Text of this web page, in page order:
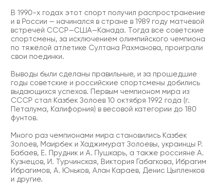
В 1990-х годах этот спорт получил распространение
и в России — начинался в стране в 1989 году матчевой
встречей СССР—США—Канада. Тогда все советские
спортсмены, за исключением олимпийского чемпиона
по тяжёлой атлетике Султана Рахманова, проиграли
свои поединки.
Выводы были сделаны правильные, и за прошедшие
годы советские и российские спортсмены добились
выдающихся успехов. Первым чемпионом мира из
СССР стал Казбек Золоев 10 октября 1992 года (г.
Петалума, Калифорния) в весовой категории до 180
фунтов.
Много раз чемпионами мира становились Казбек
Золоев, Маирбек и Хаджимурат Золоевы, украинцы Р.
Бабаев, Е. Прудник и А. Пушкарь, а также россияне А.
Кузнецов, И. Турчинская, Виктория Габагкова, Ибрагим
Ибрагимов, А. Юньков, Алан Караев, Денис Цыпленков
и другие.